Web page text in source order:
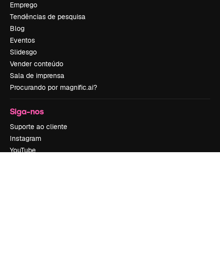
Emprego
Tendências de pesquisa
Blog
Eventos
Slidesgo
Vender conteúdo
Sala de imprensa
Procurando por magnific.ai?
Siga-nos
Suporte ao cliente
Instagram
YouTube